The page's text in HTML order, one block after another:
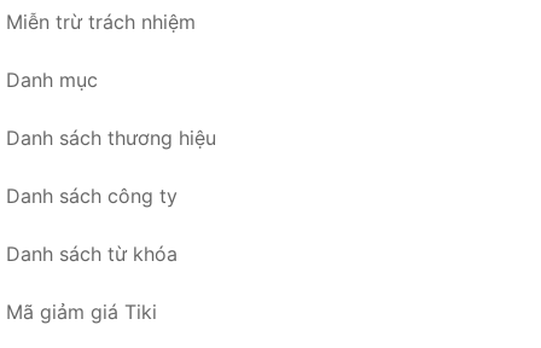
Miễn trừ trách nhiệm
Danh mục
Danh sách thương hiệu
Danh sách công ty
Danh sách từ khóa
Mã giảm giá Tiki